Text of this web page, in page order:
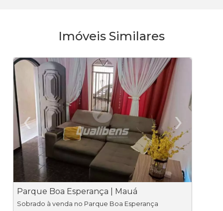
Imóveis Similares
‹
Previous
›
Parque Boa Esperança | Mauá
Sobrado à venda no Parque Boa Esperança